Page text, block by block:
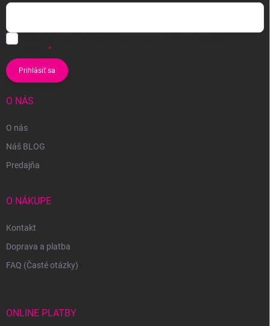
Prihlásiť sa
O NÁS
O nás
Náš BLOG
Predajňa
O NÁKUPE
Kontakt
Doprava a platba
FAQ (Časté otázky)
ONLINE PLATBY